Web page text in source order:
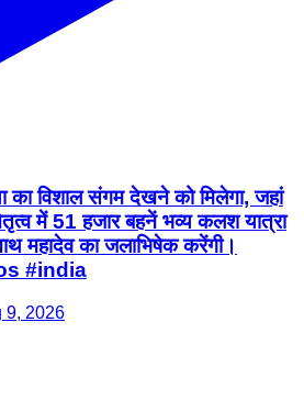
विशाल संगम देखने को मिलेगा, जहां
में 51 हजार बहनें भव्य कलश यात्रा
महादेव का जलाभिषेक करेंगी।
#india
9, 2026